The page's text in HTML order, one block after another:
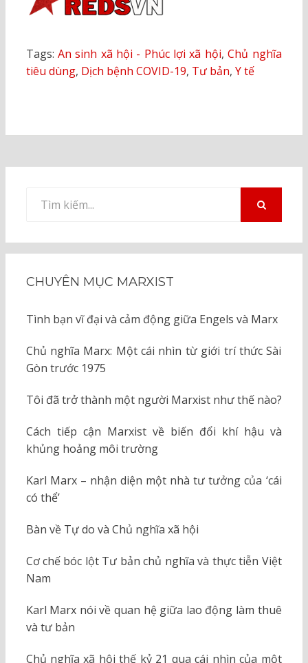
Tags: An sinh xã hội - Phúc lợi xã hội,Chủ nghĩa
tiêu dùng, Dịch bệnh COVID-19, Tư bản, Y tế
kiếm
CHUYÊN MỤC MARXIST
Tình bạn vĩ đại và cảm động giữa Engels và Marx
Chủ nghĩa Marx: Một cái nhìn từ giới trí thức Sài
Gòn trước 1975
Tôi đã trở thành một người Marxist như thế nào?
Cách tiếp cận Marxist về biến đổi khí hậu và
khủng hoảng môi trường
Karl Marx – nhận diện một nhà tư tưởng của ‘cái
có thể’
Bàn về Tự do và Chủ nghĩa xã hội
Cơ chế bóc lột Tư bản chủ nghĩa và thực tiễn Việt
Nam
Karl Marx nói về quan hệ giữa lao động làm thuê
và tư bản
Chủ nghĩa xã hội thế kỷ 21 qua cái nhìn của một